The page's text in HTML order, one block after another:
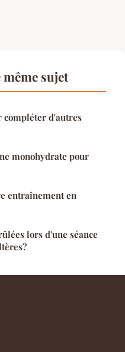
sujet
d'autres
monohydrate pour
entraînement en
lors d'une séance